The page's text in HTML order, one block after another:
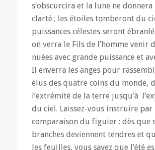
s’obscurcira et la lune ne donnera
clarté ; les étoiles tomberont du
puissances célestes seront
on verra le Fils de l’homme venir
nuées avec grande puissance et
Il enverra les anges pour
élus des quatre coins du monde,
l’extrémité de la terre jusqu’à
du ciel. Laissez-vous instruire par
comparaison du figuier : dès que
branches deviennent tendres et
les feuilles, vous savez que l’été